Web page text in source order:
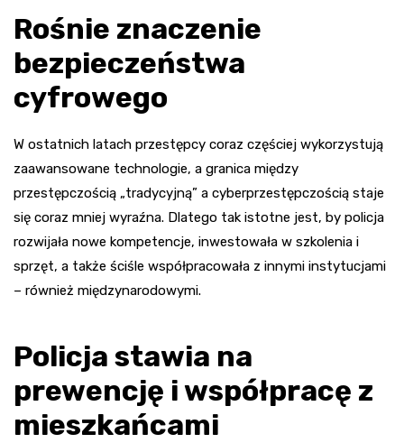
Rośnie znaczenie
bezpieczeństwa
cyfrowego
W ostatnich latach przestępcy coraz częściej wykorzystują
zaawansowane technologie, a granica między
przestępczością „tradycyjną” a cyberprzestępczością staje
się coraz mniej wyraźna. Dlatego tak istotne jest, by policja
rozwijała nowe kompetencje, inwestowała w szkolenia i
sprzęt, a także ściśle współpracowała z innymi instytucjami
– również międzynarodowymi.
Policja stawia na
prewencję i współpracę z
mieszkańcami